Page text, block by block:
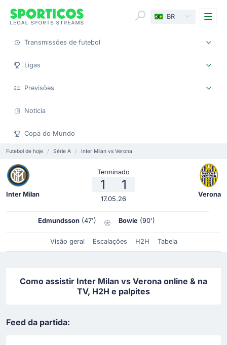
BR
Transmissões de futebol
Ligas
Previsões
Notícia
Copa do Mundo
Futebol de hoje Série A Inter Milan vs Verona
Inter Milan
Terminado
1 1
17.05.26
Verona
Edmundsson (47') Bowie (90')
Visão geral Escalações H2H Tabela
Como assistir Inter Milan vs Verona online & na
TV, H2H e palpites
Feed da partida: